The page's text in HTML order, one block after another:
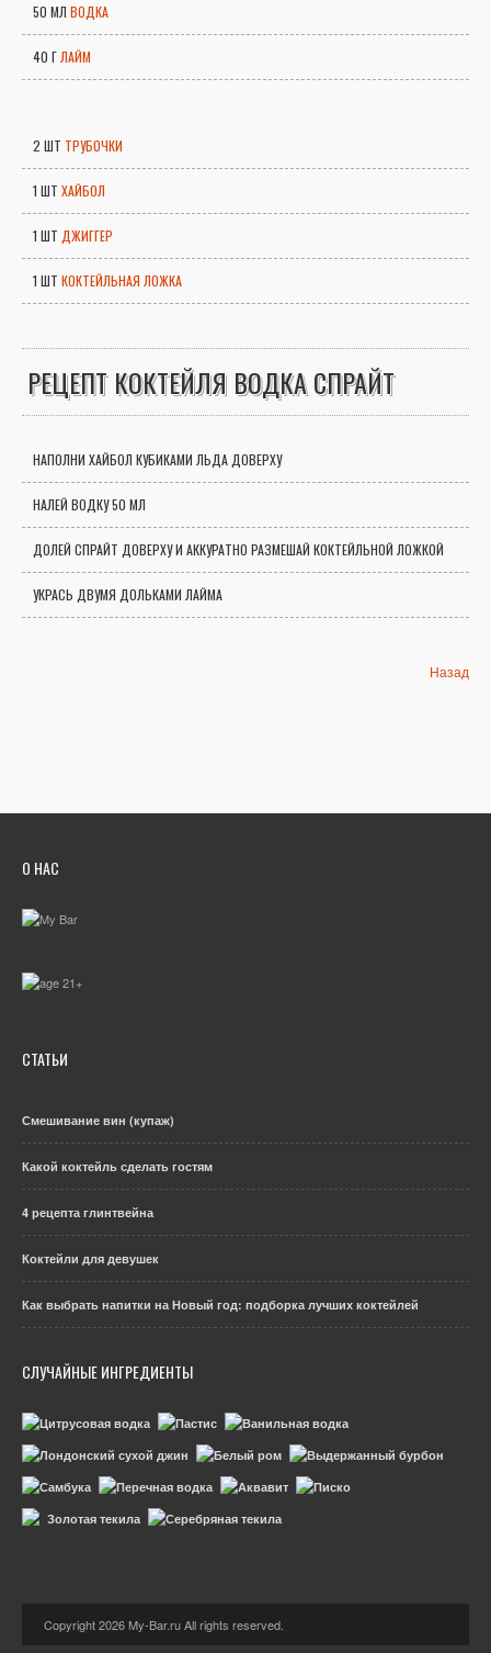
50 МЛ ВОДКА
40 ГЛАЙМ
2 ШТ ТРУБОЧКИ
1 ШТ ХАЙБОЛ
1 ШТ ДЖИГГЕР
1 ШТ КОКТЕЙЛЬНАЯ ЛОЖКА
РЕЦЕПТ КОКТЕЙЛЯ ВОДКА СПРАЙТ
НАПОЛНИ ХАЙБОЛ КУБИКАМИ ЛЬДА ДОВЕРХУ
НАЛЕЙ ВОДКУ 50 МЛ
ДОЛЕЙ СПРАЙТ ДОВЕРХУ И АККУРАТНО РАЗМЕШАЙ КОКТЕЙЛЬНОЙ ЛОЖКОЙ
УКРАСЬ ДВУМЯ ДОЛЬКАМИ ЛАЙМА
Назад
О НАС
СТАТЬИ
Смешивание вин (купаж)
Какой коктейль сделать гостям
4 рецепта глинтвейна
Коктейли для девушек
Как выбрать напитки на Новый год: подборка лучших коктейлей
СЛУЧАЙНЫЕ ИНГРЕДИЕНТЫ
Copyright 2026 My-Bar.ru All rights reserved.